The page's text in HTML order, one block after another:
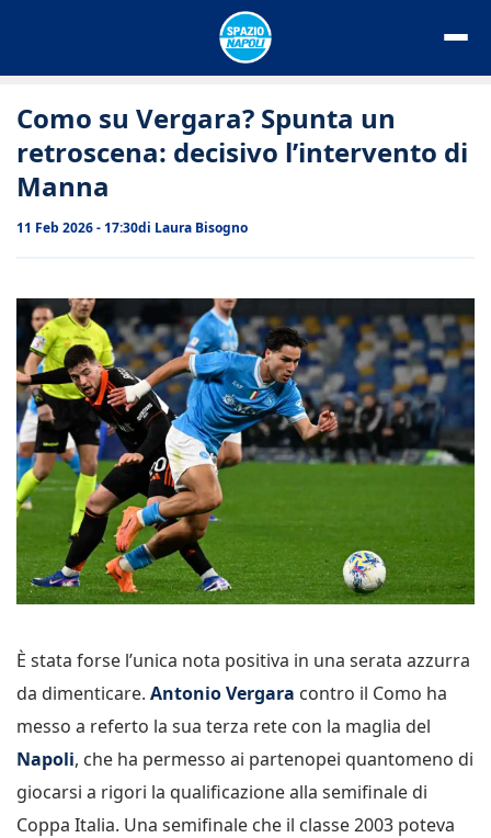
Como su Vergara? Spunta un
retroscena: decisivo l’intervento di
Manna
11 Feb 2026 - 17:30di Laura Bisogno
È stata forse l’unica nota positiva in una serata azzurra
da dimenticare. Antonio Vergara contro il Como ha
messo a referto la sua terza rete con la maglia del
Napoli, che ha permesso ai partenopei quantomeno di
giocarsi a rigori la qualificazione alla semifinale di
Coppa Italia. Una semifinale che il classe 2003 poteva